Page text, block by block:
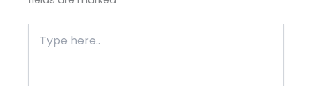
here..